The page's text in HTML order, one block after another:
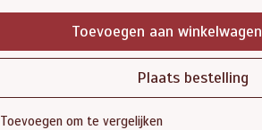
Toevoegen aan winkelwagen
Plaats bestelling
Toevoegen om te vergelijken